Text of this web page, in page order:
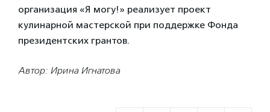
организация «Я могу!» реализует проект
кулинарной мастерской при поддержке Фонда
президентских грантов.
Автор: Ирина Игнатова